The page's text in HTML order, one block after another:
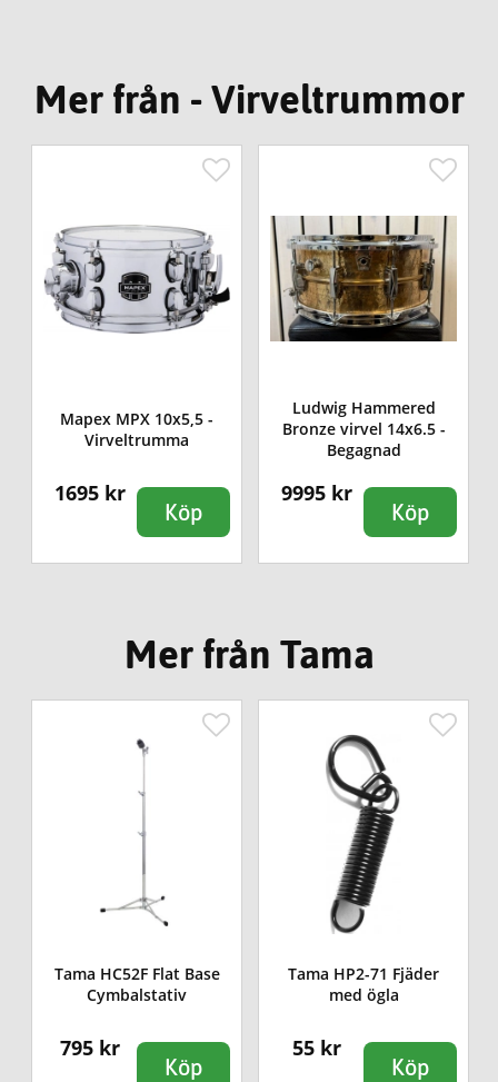
Mer från - Virveltrummor
Mapex MPX 10x5,5 -
Virveltrumma
1695 kr
Köp
Ludwig Hammered
Bronze virvel 14x6.5 -
Begagnad
9995 kr
Köp
Mer från Tama
Tama HC52F Flat Base
Cymbalstativ
795 kr
Köp
Tama HP2-71 Fjäder
med ögla
55 kr
Köp